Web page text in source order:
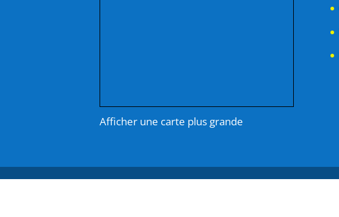
Afficher une carte plus grande